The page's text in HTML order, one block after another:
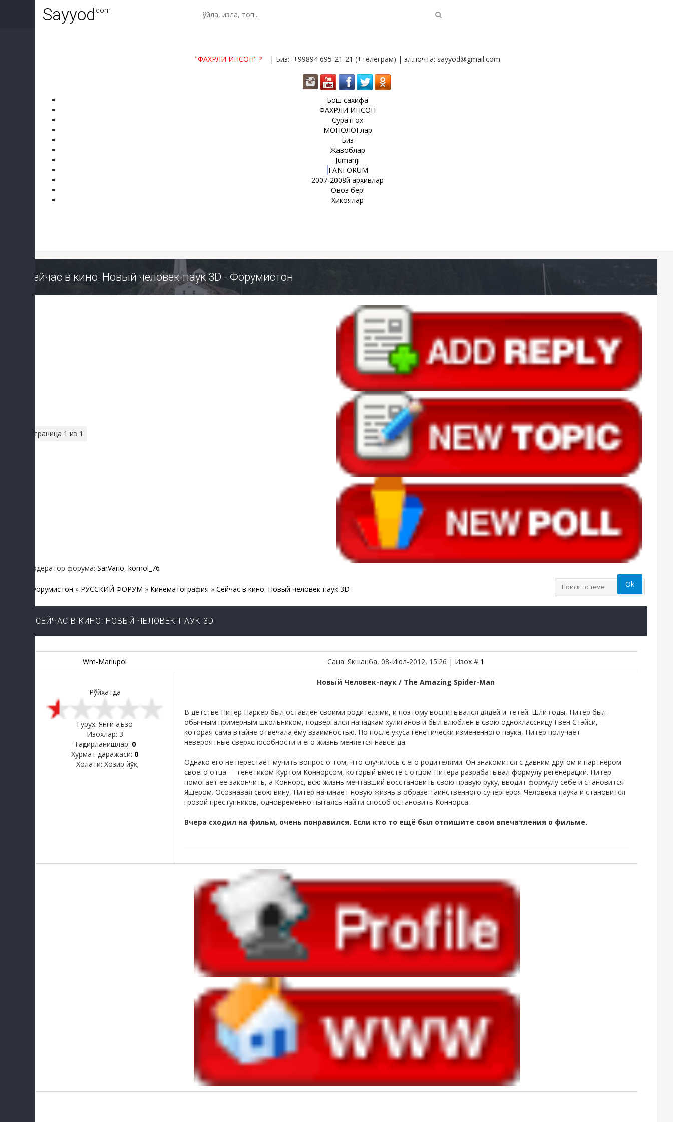
Sayyod.com
"ФАХРЛИ ИНСОН"? | Биз: +99894 695-21-21 (+телеграм) | эл.почта: sayyod@gmail.com
Бош сахифа
ФАХРЛИ ИНСОН
Суратгох
МОНОЛОГлар
Биз
Жавоблар
Jumanji
FANFORUM
2007-2008й архивлар
Овоз бер!
Хикоялар
Сейчас в кино: Новый человек-паук 3D - Форумистон
Страница 1 из 1
Модератор форума: SarVario, komol_76
Форумистон » РУССКИЙ ФОРУМ » Кинематография » Сейчас в кино: Новый человек-паук 3D
СЕЙЧАС В КИНО: НОВЫЙ ЧЕЛОВЕК-ПАУК 3D
Wm-Mariupol Сана: Якшанба, 08-Июл-2012, 15:26 | Изох # 1
Рўйхатда
Гурух: Янги аъзо
Изохлар: 3
Тақдирланишлар: 0
Хурмат даражаси: 0
Холати: Хозир йўқ
Новый Человек-паук / The Amazing Spider-Man
В детстве Питер Паркер был оставлен своими родителями, и поэтому воспитывался дядей и тётей. Шли годы, Питер был
обычным примерным школьником, подвергался нападкам хулиганов и был влюблён в свою одноклассницу Гвен Стэйси,
которая сама втайне отвечала ему взаимностью. Но после укуса генетически изменённого паука, Питер получает
невероятные сверхспособности и его жизнь меняется навсегда.
Однако его не перестаёт мучить вопрос о том, что случилось с его родителями. Он знакомится с давним другом и партнёром
своего отца — генетиком Куртом Коннорсом, который вместе с отцом Питера разрабатывал формулу регенерации. Питер
помогает её закончить, а Коннорс, всю жизнь мечтавший восстановить свою правую руку, вводит формулу себе и становится
Ящером. Осознавая свою вину, Питер начинает новую жизнь в образе таинственного супергероя Человека-паука и становится
грозой преступников, одновременно пытаясь найти способ остановить Коннорса.
Вчера сходил на фильм, очень понравился. Если кто то ещё был отпишите свои впечатления о фильме.